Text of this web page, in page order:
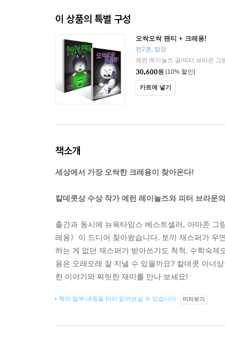
이 상품의 특별 구성
오싹오싹 팬티 + 크레용!
전2권, 양장
에런 레이놀즈 글/피터 브라운 그
30,600원 (10% 할인)
카트에 넣기
책소개
세상에서 가장 오싹한 크레용이 찾아온다!
칼데콧상 수상 작가 에런 레이놀즈와 피터 브라운
출간과 동시에 뉴욕타임스 베스트셀러, 아마존
레용》이 드디어 찾아왔습니다. 토끼 재스퍼가 우
하는 게 없던 재스퍼가 받아쓰기도 척척, 수학숙
용은 오래오래 잘 지낼 수 있을까요? 칼데콧 아너
한 이야기와 짜릿한 재미를 만나 보세요!
책의 일부 내용을 미리 읽어보실 수 있습니다. 미리보기